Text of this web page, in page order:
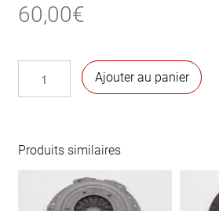
60,00€
500 D
Ajouter au panier
Produits similaires